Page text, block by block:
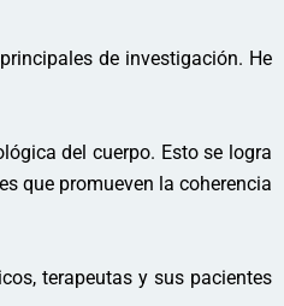
de investigación. He
del cuerpo. Esto se logra
que promueven la coherencia
terapeutas y sus pacientes